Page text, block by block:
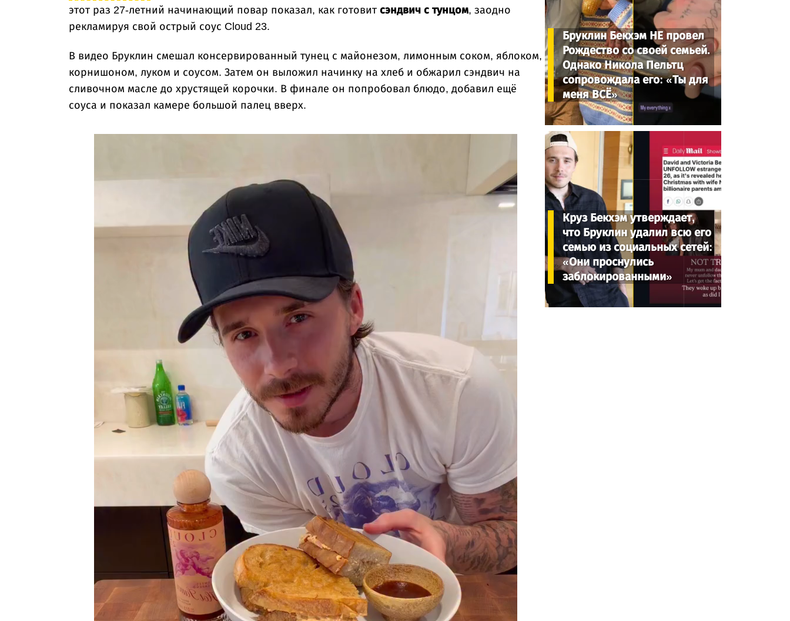
этот раз 27-летний начинающий повар показал, как готовит сэндвич с тунцом, заодно
рекламируя свой острый соус Cloud 23.
В видео Бруклин смешал консервированный тунец с майонезом, лимонным соком, яблоком,
корнишоном, луком и соусом. Затем он выложил начинку на хлеб и обжарил сэндвич на
сливочном масле до хрустящей корочки. В финале он попробовал блюдо, добавил ещё
соуса и показал камере большой палец вверх.
Бруклин Бекхэм НЕ провел
Рождество со своей семьей.
Однако Никола Пельтц
сопровождала его: «Ты для
меня ВСЁ»
Круз Бекхэм утверждает,
что Бруклин удалил всю его
семью из социальных сетей:
«Они проснулись
заблокированными»